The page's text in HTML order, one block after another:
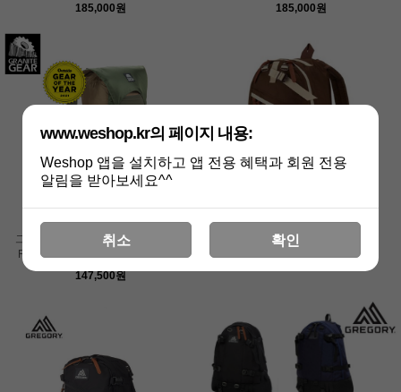
185,000원
185,000원
그래니트기어 프리미터 50 남녀공용
R사이즈 - Perimeter 50 Unisex - R
147,500원
그레고리 데이팩 백팩
209,000원
www.weshop.kr의 페이지 내용:
Weshop 앱을 설치하고 앱 전용 혜택과 회원 전용
알림을 받아보세요^^
취소 확인